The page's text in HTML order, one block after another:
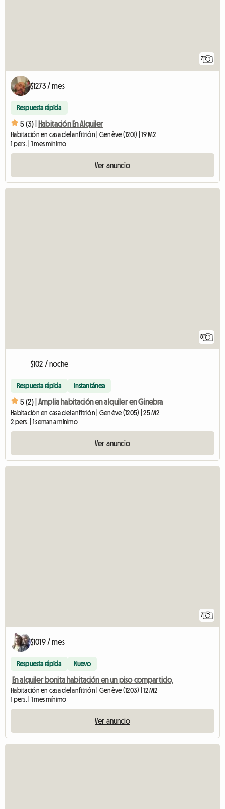
7
$1273 / mes
Respuesta rápida
5 (3) | Habitación En Alquiler
Habitación en casa del anfitrión | Genève (1201) | 19 M2
1 pers. | 1 mes mínimo
Ver anuncio
8
$102 / noche
Respuesta rápida Instantánea
5 (2) | Amplia habitación en alquiler en Ginebra
Habitación en casa del anfitrión | Genève (1205) | 25 M2
2 pers. | 1 semana mínimo
Ver anuncio
7
$1019 / mes
Respuesta rápida Nuevo
En alquiler bonita habitación en un piso compartido,
Habitación en casa del anfitrión | Genève (1203) | 12 M2
1 pers. | 1 mes mínimo
Ver anuncio